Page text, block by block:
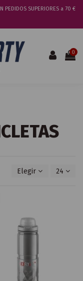
PEDIDOS SUPERIORES a 70 €
0
Elegir 24